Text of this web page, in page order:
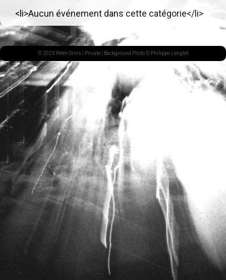
<li>Aucun événement dans cette catégorie</li>
© 2023 Peter Orins | Private | Background Photo © Philippe Lenglet